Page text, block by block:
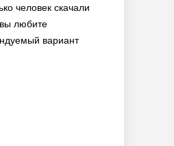
человек скачали
любите
вариант